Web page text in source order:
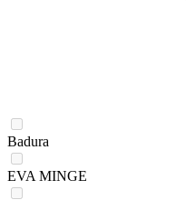
Badura
EVA MINGE